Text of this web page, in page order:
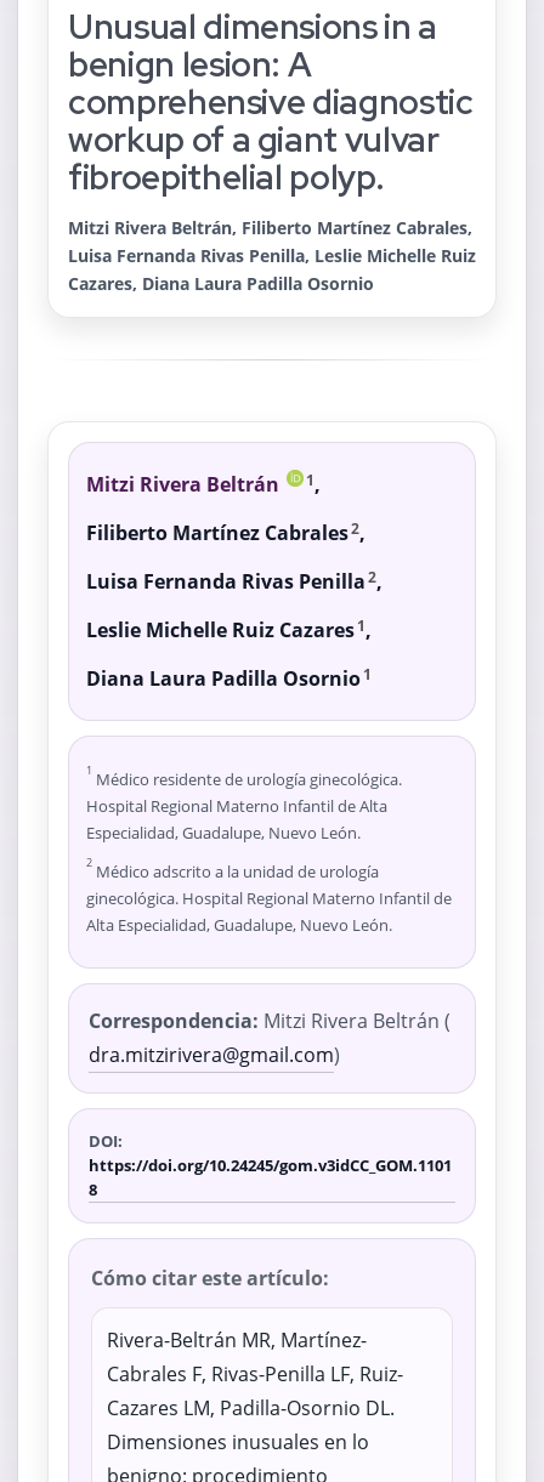
Unusual dimensions in a
benign lesion: A
comprehensive diagnostic
workup of a giant vulvar
fibroepithelial polyp.
Mitzi Rivera Beltrán, Filiberto Martínez Cabrales,
Luisa Fernanda Rivas Penilla, Leslie Michelle Ruiz
Cazares, Diana Laura Padilla Osornio
Mitzi Rivera Beltrán 1 ,
Filiberto Martínez Cabrales2,
Luisa Fernanda Rivas Penilla 2,
Leslie Michelle Ruiz Cazares 1 ,
Diana Laura Padilla Osornio 1
1 Médico residente de urología ginecológica.
Hospital Regional Materno Infantil de Alta
Especialidad, Guadalupe, Nuevo León.
2 Médico adscrito a la unidad de urología
ginecológica. Hospital Regional Materno Infantil de
Alta Especialidad, Guadalupe, Nuevo León.
Correspondencia: Mitzi Rivera Beltrán (
dra.mitzirivera@gmail.com)
DOI:
https://doi.org/10.24245/gom.v3idCC_GOM.1101
8
Cómo citar este artículo:
Rivera-Beltrán MR, Martínez-
Cabrales F, Rivas-Penilla LF, Ruiz-
Cazares LM, Padilla-Osornio DL.
Dimensiones inusuales en lo
benigno: procedimiento